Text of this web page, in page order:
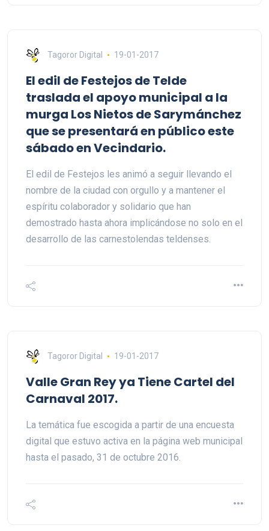
Tagoror Digital 19-01-2017
El edil de Festejos de Telde
traslada el apoyo municipal a la
murga Los Nietos de Sarymánchez
que se presentará en público este
sábado en Vecindario.
El edil de Festejos les animó a seguir llevando el
nombre de la ciudad con orgullo y a mantener el
espíritu colaborador y solidario que han
demostrado hasta ahora implicándose no solo en el
desarrollo de las carnestolendas teldenses.
Tagoror Digital 19-01-2017
Valle Gran Rey ya Tiene Cartel del
Carnaval 2017.
La temática fue escogida a partir de una encuesta
digital que estuvo activa en la página web municipal
hasta el pasado, 31 de octubre 2016.